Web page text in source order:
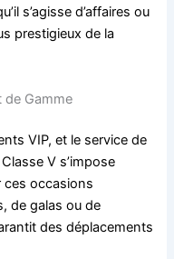
s’agisse d’affaires ou
prestigieux de la
de Gamme
VIP, et le service de
V s’impose
ces occasions
de galas ou de
des déplacements